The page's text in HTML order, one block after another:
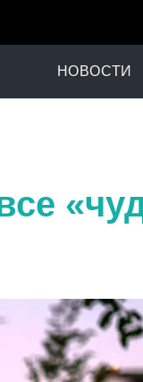
НОВОСТИ